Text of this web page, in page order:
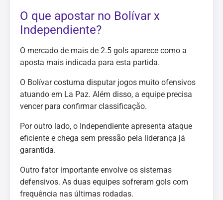
O que apostar no Bolívar x
Independiente?
O mercado de mais de 2.5 gols aparece como a
aposta mais indicada para esta partida.
O Bolívar costuma disputar jogos muito ofensivos
atuando em La Paz. Além disso, a equipe precisa
vencer para confirmar classificação.
Por outro lado, o Independiente apresenta ataque
eficiente e chega sem pressão pela liderança já
garantida.
Outro fator importante envolve os sistemas
defensivos. As duas equipes sofreram gols com
frequência nas últimas rodadas.